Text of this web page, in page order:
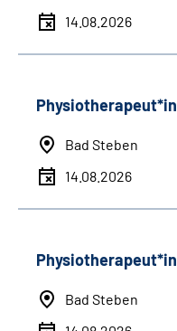
14.08.2026
Physiotherapeut*in
Bad Steben
14.08.2026
Physiotherapeut*in
Bad Steben